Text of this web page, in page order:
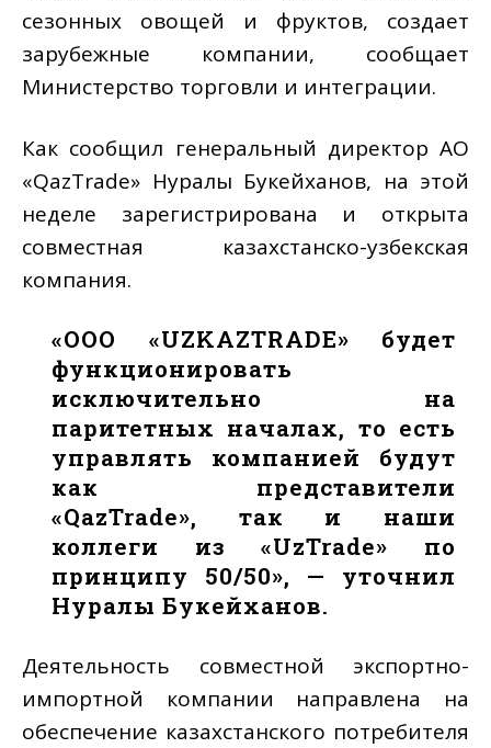
сезонных овощей и фруктов, создает
зарубежные компании, сообщает
Министерство торговли и интеграции.
Как сообщил генеральный директор АО
«QazTrade» Нуралы Букейханов, на этой
неделе зарегистрирована и открыта
совместная казахстанско-узбекская
компания.
«ООО «UZKAZTRADE» будет
функционировать
исключительно на
паритетных началах, то есть
управлять компанией будут
как представители
«QazTrade», так и наши
коллеги из «UzTrade» по
принципу 50/50», — уточнил
Нуралы Букейханов.
Деятельность совместной экспортно-
импортной компании направлена на
обеспечение казахстанского потребителя